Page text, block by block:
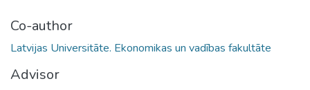
Co-author
Latvijas Universitāte. Ekonomikas un vadības fakultāte
Advisor